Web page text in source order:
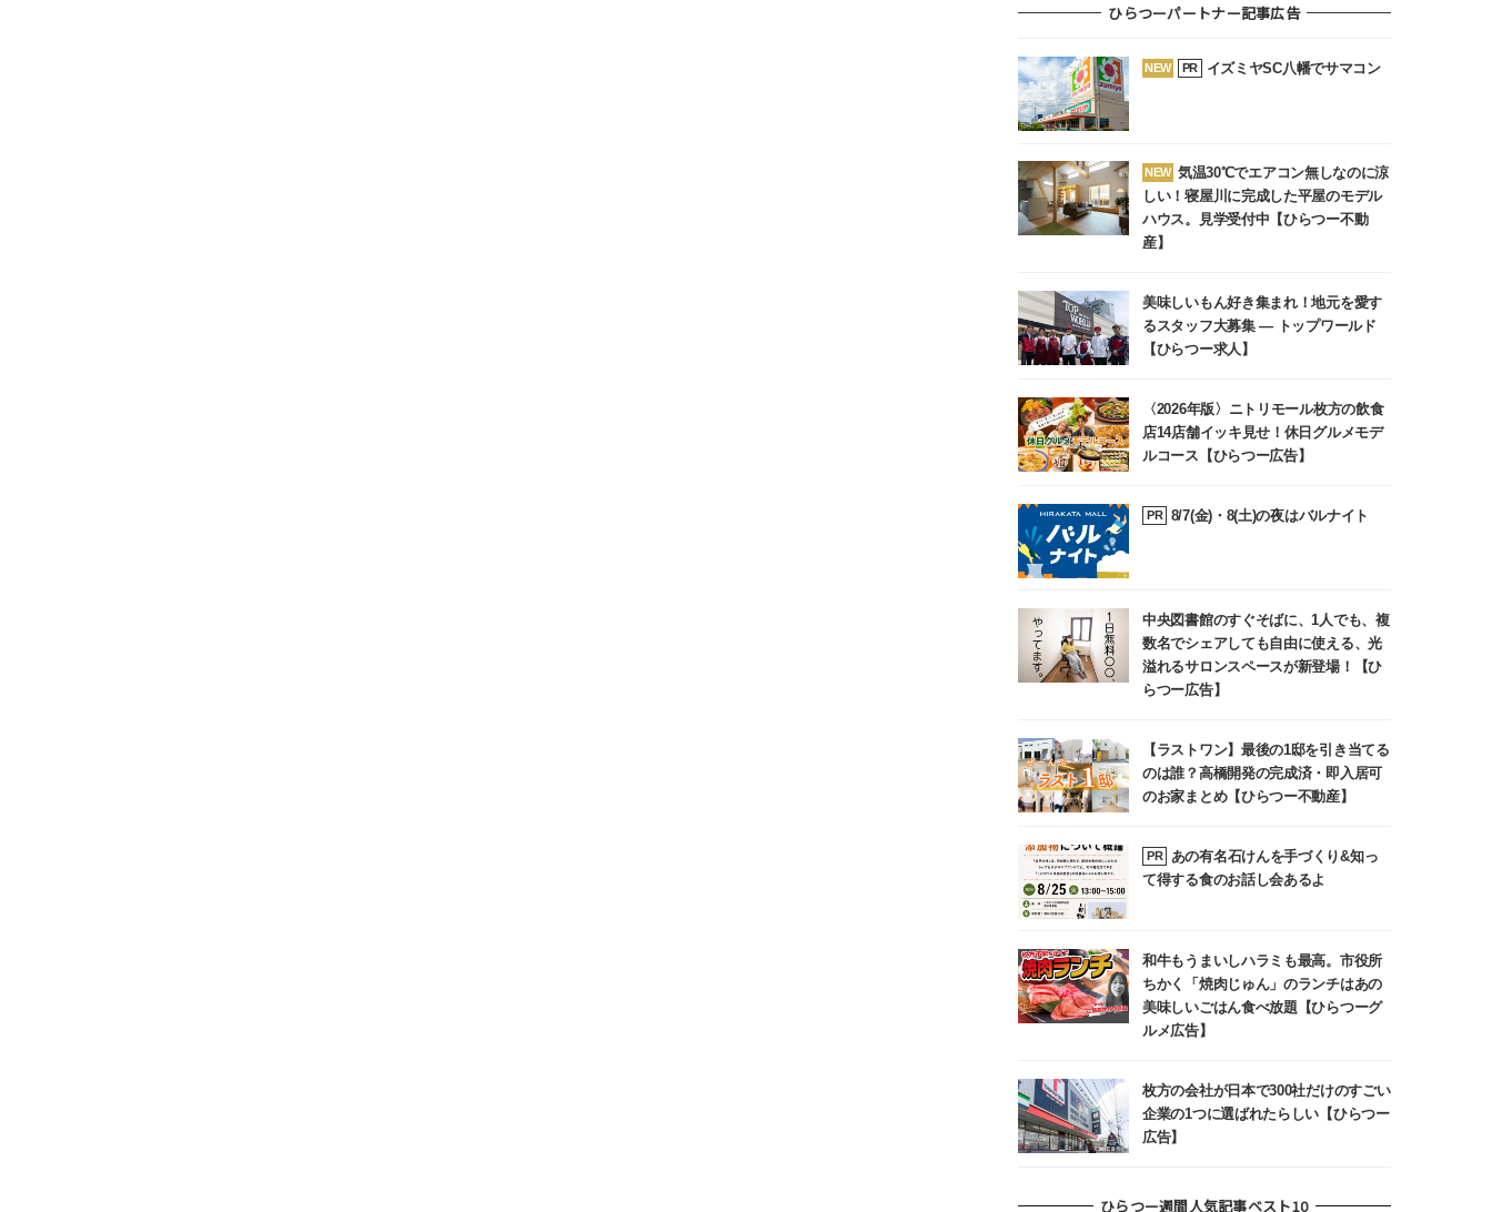
ひらつーパートナー記事広告
NEW PR イズミヤSC八幡でサマコン
NEW 気温30℃でエアコン無しなのに涼
しい！寝屋川に完成した平屋のモデル
ハウス。見学受付中【ひらつー不動
産】
美味しいもん好き集まれ！地元を愛す
るスタッフ大募集 ― トップワールド
【ひらつー求人】
〈2026年版〉ニトリモール枚方の飲食
店14店舗イッキ見せ！休日グルメモデ
ルコース【ひらつー広告】
PR 8/7(金)・8(土)の夜はバルナイト
中央図書館のすぐそばに、1人でも、複
数名でシェアしても自由に使える、光
溢れるサロンスペースが新登場！【ひ
らつー広告】
【ラストワン】最後の1邸を引き当てる
のは誰？高橋開発の完成済・即入居可
のお家まとめ【ひらつー不動産】
PR
あの有名石けんを手づくり&知っ
て得する食のお話し会あるよ
和牛もうまいしハラミも最高。市役所
ちかく「焼肉じゅん」のランチはあの
美味しいごはん食べ放題【ひらつーグ
ルメ広告】
枚方の会社が日本で300社だけのすごい
企業の1つに選ばれたらしい【ひらつー
広告】
ひらつー週間人気記事ベスト10